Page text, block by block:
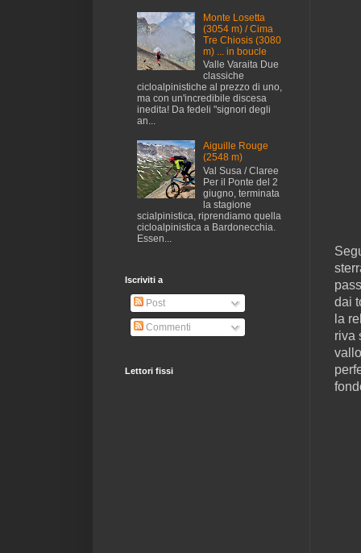
dai
la
riva
Monte Losetta
(3054 m) / Cima
Tre Chiosis (3080
m) ... in boucle
Valle Varaita Due
classiche
cicloalpinistiche al prezzo di uno,
ma con un'incredibile discesa
inedita! Da fedeli "signori degli
an...
Aiguille Rouge
(2548 m)
Val Susa / Claree
Per il Ponte del 2
giugno, terminata
la stagione
scialpinistica, riprendiamo quella
cicloalpinistica a Bardonecchia.
Essen...
Iscriviti a
Post
Commenti
Lettori fissi